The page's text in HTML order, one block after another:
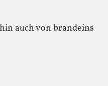
auch von brandeins